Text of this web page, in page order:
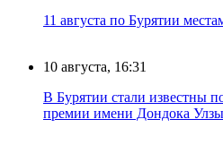
11 августа по Бурятии
10 августа, 16:31
В Бурятии стали известны
премии имени Дондока